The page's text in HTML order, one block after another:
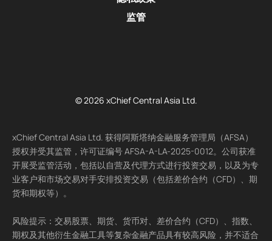
监管
© 2026 xChief Central Asia Ltd.
xChief Central Asia Ltd. 获得阿斯塔纳金融服务管理局（AFSA）
授权并受其监管，许可证编号 AFSA-A-LA-2025-0012。公司获准
开展受监管活动，包括以自营及代理方式进行投资交易，以及为专
业客户和市场交易对手安排投资交易（包括差价合约（CFD）、期
货和期权等）。
风险提示：交易股票、期货、货币对、差价合约（CFD）、指数、
期权及其他衍生金融工具等复杂金融产品具有较高风险，并不适合